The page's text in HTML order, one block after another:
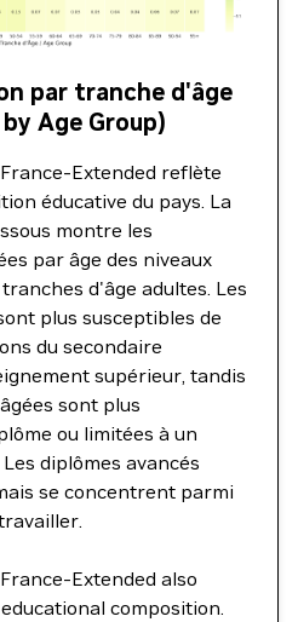
par tranche d'âge
Age Group)
Extended reflète
éducative du pays. La
montre les
par âge des niveaux
d'âge adultes. Les
plus susceptibles de
du secondaire
supérieur, tandis
sont plus
ou limitées à un
diplômes avancés
se concentrent parmi
Extended also
composition.